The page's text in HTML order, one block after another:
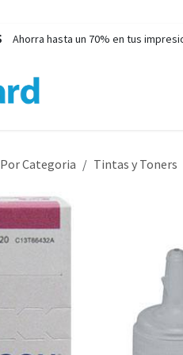
Ahorra hasta un 70% en tus
Por Categoria Tintas y Toners